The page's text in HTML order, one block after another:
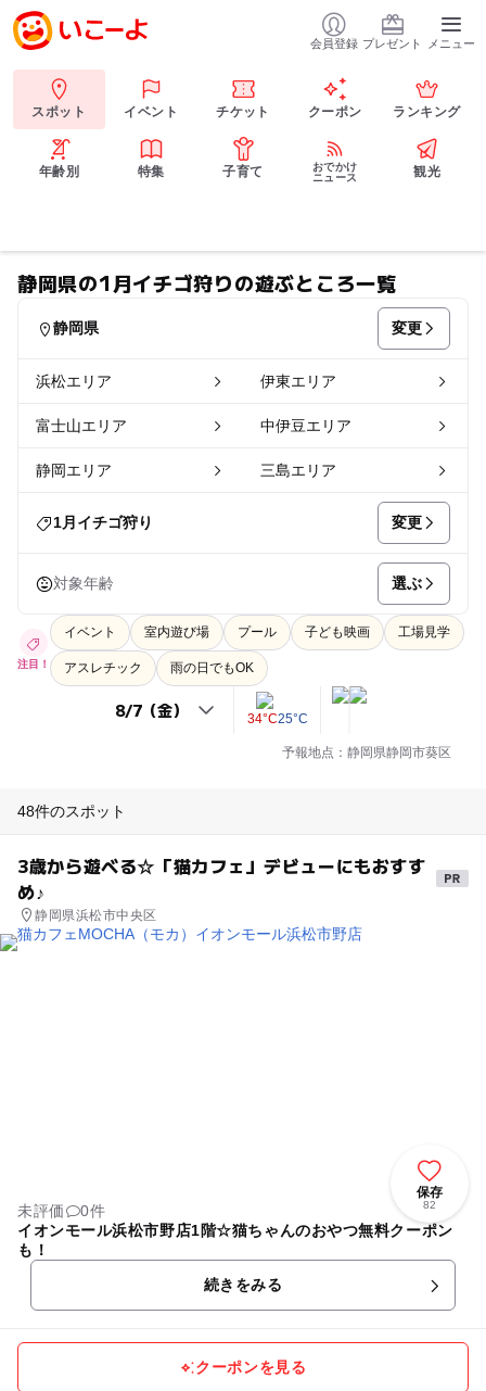
会員登録 プレゼント メニュー
スポット イベント チケット クーポン ランキング
年齢別 特集 子育て
おでかけ
ニュース
観光
静岡県の1月イチゴ狩りの遊ぶところ一覧
静岡県 変更
浜松エリア 伊東エリア
富士山エリア 中伊豆エリア
静岡エリア 三島エリア
1月イチゴ狩り 変更
対象年齢 選ぶ
注目！
イベント 室内遊び場 プール 子ども映画 工場見学
アスレチック 雨の日でもOK
34°C25°C
予報地点：静岡県静岡市葵区
48件のスポット
3歳から遊べる☆「猫カフェ」デビューにもおすす
め♪
静岡県浜松市中央区
保存
82
未評価
0件
イオンモール浜松市野店1階☆猫ちゃんのおやつ無料クーポン
も！
続きをみる
クーポンを見る